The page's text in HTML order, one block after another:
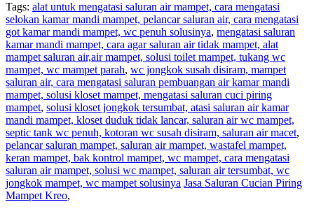
Tags: alat untuk mengatasi saluran air mampet, cara mengatasi
selokan kamar mandi mampet, pelancar saluran air, cara mengatasi
got kamar mandi mampet, wc penuh solusinya, mengatasi saluran
kamar mandi mampet, cara agar saluran air tidak mampet, alat
mampet saluran air,air mampet, solusi toilet mampet, tukang wc
mampet, wc mampet parah, wc jongkok susah disiram, mampet
saluran air, cara mengatasi saluran pembuangan air kamar mandi
mampet, solusi kloset mampet, mengatasi saluran cuci piring
mampet, solusi kloset jongkok tersumbat, atasi saluran air kamar
mandi mampet, kloset duduk tidak lancar, saluran air wc mampet,
septic tank wc penuh, kotoran wc susah disiram, saluran air macet,
pelancar saluran mampet, saluran air mampet, wastafel mampet,
keran mampet, bak kontrol mampet, wc mampet, cara mengatasi
saluran air mampet, solusi wc mampet, saluran air tersumbat, wc
jongkok mampet, wc mampet solusinya Jasa Saluran Cucian Piring
Mampet Kreo,